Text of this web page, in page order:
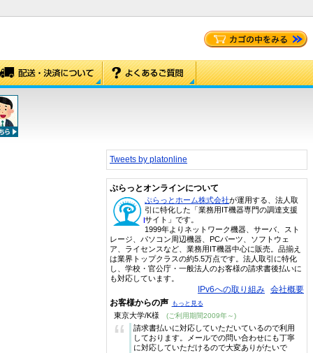
Tweets by platonline
ぷらっとオンラインについて
ぷらっとホーム株式会社が運用する、法人取
引に特化した「業務用IT機器専門の調達支援
サイト」です。
1999年よりネットワーク機器、サーバ、スト
レージ、パソコン周辺機器、PCパーツ、ソフトウェ
ア、ライセンスなど、業務用IT機器中心に販売。品揃え
は業界トップクラスの約5.5万点です。法人取引に特化
し、学校・官公庁・一般法人のお客様の請求書後払いに
も対応しています。
IPv6への取り組み 会社概要
お客様からの声 もっと見る
東京大学/K様 (ご利用期間2009年～)
“
請求書払いに対応していただいているので利用
しております。メールでの問い合わせにも丁寧
に対応していただけるので大変ありがたいで